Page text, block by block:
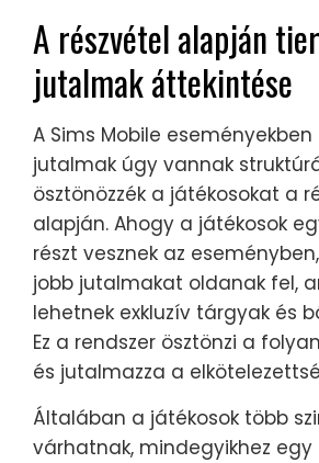
A részvétel alapján
jutalmak áttekintése
A Sims Mobile
jutalmak úgy vannak
ösztönözzék a játékosokat a
alapján. Ahogy a játékosok
részt vesznek az
jobb jutalmakat oldanak fel,
lehetnek exkluzív tárgyak és
Ez a rendszer ösztönzi a
és jutalmazza a
Általában a játékosok több
várhatnak, mindegyikhez egy